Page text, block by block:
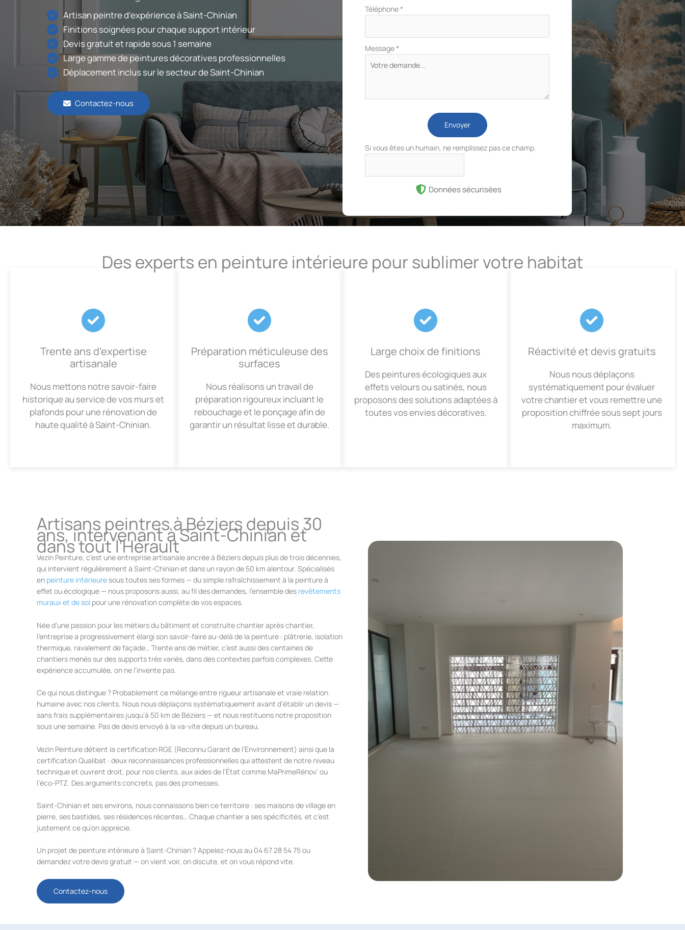
Artisan peintre d’expérience à Saint-Chinian
Finitions soignées pour chaque support intérieur
Devis gratuit et rapide sous 1 semaine
Large gamme de peintures décoratives professionnelles
Déplacement inclus sur le secteur de Saint-Chinian
Contactez-nous
Téléphone*
Message*
Envoyer
Si vous êtes un humain, ne remplissez pas ce champ.
Données sécurisées
Des experts en peinture intérieure pour sublimer votre habitat
Trente ans d’expertise
artisanale
Nous mettons notre savoir-faire
historique au service de vos murs et
plafonds pour une rénovation de
haute qualité à Saint-Chinian.
Préparation méticuleuse des
surfaces
Nous réalisons un travail de
préparation rigoureux incluant le
rebouchage et le ponçage afin de
garantir un résultat lisse et durable.
Large choix de finitions
Des peintures écologiques aux
effets velours ou satinés, nous
proposons des solutions adaptées à
toutes vos envies décoratives.
Réactivité et devis gratuits
Nous nous déplaçons
systématiquement pour évaluer
votre chantier et vous remettre une
proposition chiffrée sous sept jours
maximum.
Artisans peintres à Béziers depuis 30
ans, intervenant à Saint-Chinian et
dans tout l’Hérault
Vezin Peinture, c’est une entreprise artisanale ancrée à Béziers depuis plus de trois décennies,
qui intervient régulièrement à Saint-Chinian et dans un rayon de 50 km alentour. Spécialisés
en peinture intérieuresous toutes ses formes — du simple rafraîchissement à la peinture à
effet ou écologique — nous proposons aussi, au fil des demandes, l’ensemble des revêtements
muraux et de sol pour une rénovation complète de vos espaces.
Née d’une passion pour les métiers du bâtiment et construite chantier après chantier,
l’entreprise a progressivement élargi son savoir-faire au-delà de la peinture : plâtrerie, isolation
thermique, ravalement de façade… Trente ans de métier, c’est aussi des centaines de
chantiers menés sur des supports très variés, dans des contextes parfois complexes. Cette
expérience accumulée, on ne l’invente pas.
Ce qui nous distingue ? Probablement ce mélange entre rigueur artisanale et vraie relation
humaine avec nos clients. Nous nous déplaçons systématiquement avant d’établir un devis —
sans frais supplémentaires jusqu’à 50 km de Béziers — et nous restituons notre proposition
sous une semaine. Pas de devis envoyé à la va-vite depuis un bureau.
Vezin Peinture détient la certification RGE (Reconnu Garant de l’Environnement) ainsi que la
certification Qualibat : deux reconnaissances professionnelles qui attestent de notre niveau
technique et ouvrent droit, pour nos clients, aux aides de l’État comme MaPrimeRénov’ ou
l’éco-PTZ. Des arguments concrets, pas des promesses.
Saint-Chinian et ses environs, nous connaissons bien ce territoire : ses maisons de village en
pierre, ses bastides, ses résidences récentes… Chaque chantier a ses spécificités, et c’est
justement ce qu’on apprécie.
Un projet de peinture intérieure à Saint-Chinian ? Appelez-nous au 04 67 28 54 75 ou
demandez votre devis gratuit — on vient voir, on discute, et on vous répond vite.
Contactez-nous